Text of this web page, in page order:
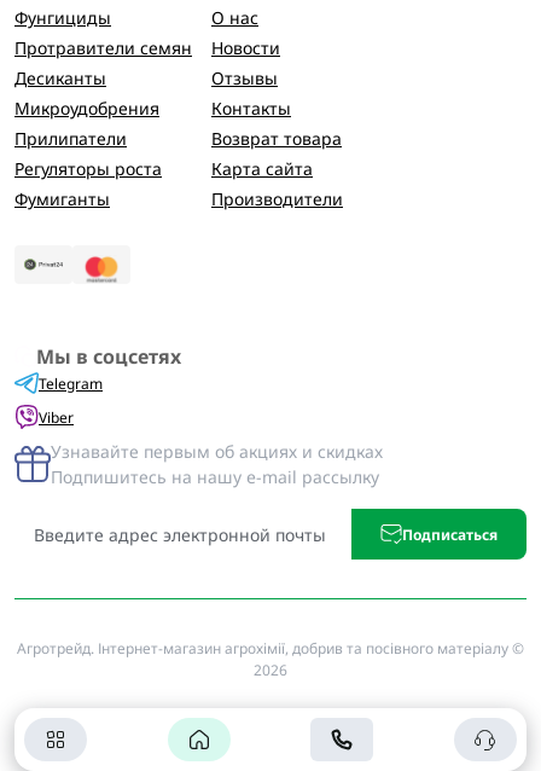
Фунгициды
Протравители семян
Десиканты
Микроудобрения
Прилипатели
Регуляторы роста
Фумиганты
О нас
Новости
Отзывы
Контакты
Возврат товара
Карта сайта
Производители
Мы в соцсетях
Telegram
Viber
Узнавайте первым об акциях и скидках
Подпишитесь на нашу e-mail рассылку
Подписаться
Агротрейд. Інтернет-магазин агрохімії, добрив та посівного матеріалу ©
2026